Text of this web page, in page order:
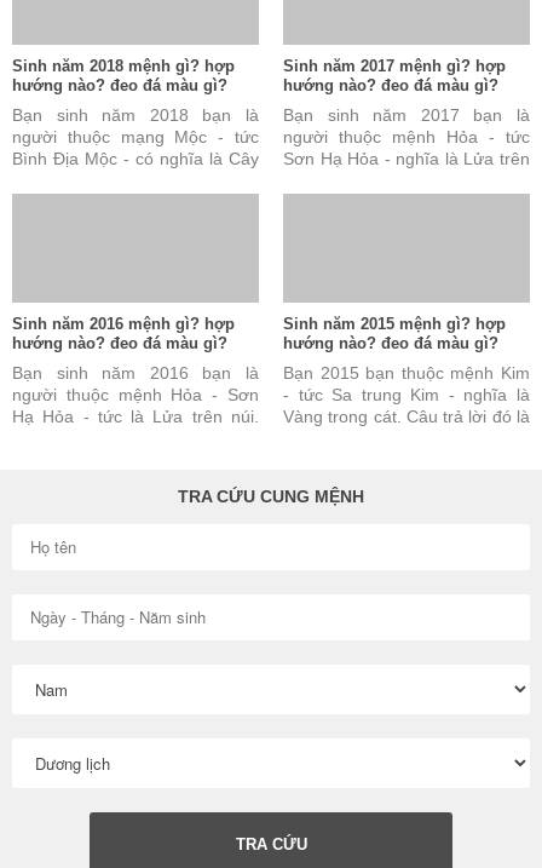
Sinh năm 2018 mệnh gì? hợp
hướng nào? đeo đá màu gì?
Bạn sinh năm 2018 bạn là
người thuộc mạng Mộc - tức
Bình Địa Mộc - có nghĩa là Cây
Sinh năm 2017 mệnh gì? hợp
hướng nào? đeo đá màu gì?
Bạn sinh năm 2017 bạn là
người thuộc mệnh Hỏa - tức
Sơn Hạ Hỏa - nghĩa là Lửa trên
Sinh năm 2016 mệnh gì? hợp
hướng nào? đeo đá màu gì?
Bạn sinh năm 2016 bạn là
người thuộc mệnh Hỏa - Sơn
Hạ Hỏa - tức là Lửa trên núi.
Sinh năm 2015 mệnh gì? hợp
hướng nào? đeo đá màu gì?
Bạn 2015 bạn thuộc mệnh Kim
- tức Sa trung Kim - nghĩa là
Vàng trong cát. Câu trả lời đó là
TRA CỨU CUNG MỆNH
TRA CỨU